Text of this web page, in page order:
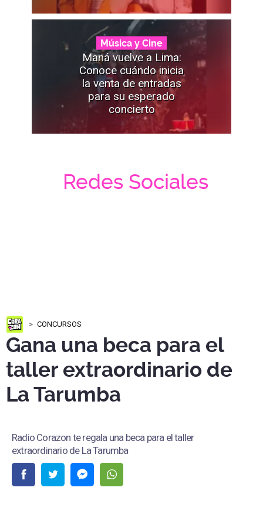
Música y Cine
Maná vuelve a Lima:
Conoce cuándo inicia
la venta de entradas
para su esperado
concierto
Redes Sociales
CONCURSOS
Gana una beca para el
taller extraordinario de
La Tarumba
Radio Corazon te regala una beca para el taller
extraordinario de La Tarumba